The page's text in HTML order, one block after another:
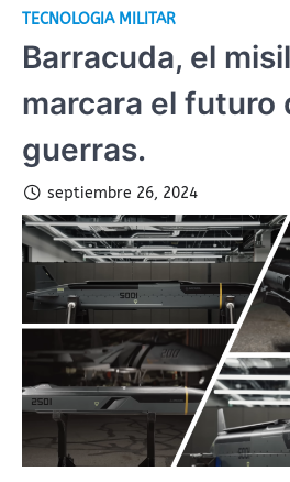
TECNOLOGIA MILITAR
Barracuda, el
marcara el futuro
guerras.
septiembre 26, 2024